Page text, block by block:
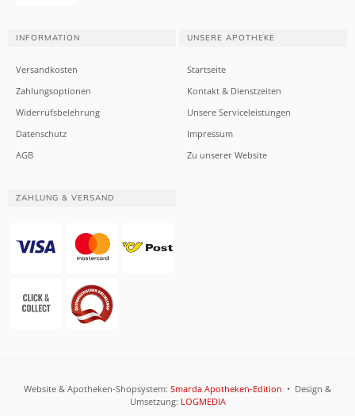
INFORMATION
Versandkosten
Zahlungsoptionen
Widerrufsbelehrung
Datenschutz
AGB
UNSERE APOTHEKE
Startseite
Kontakt & Dienstzeiten
Unsere Serviceleistungen
Impressum
Zu unserer Website
ZAHLUNG & VERSAND
Website & Apotheken-Shopsystem: Smarda Apotheken-Edition • Design &
Umsetzung: LOGMEDIA